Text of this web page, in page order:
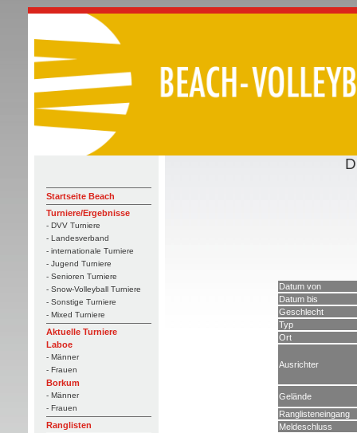
Startseite Beach
Turniere/Ergebnisse
- DVV Turniere
- Landesverband
- internationale Turniere
- Jugend Turniere
- Senioren Turniere
- Snow-Volleyball Turniere
- Sonstige Turniere
- Mixed Turniere
Aktuelle Turniere
Laboe
- Männer
- Frauen
Borkum
- Männer
- Frauen
Ranglisten
Datum von
Datum bis
Geschlecht
Typ
Ort
Ausrichter
Gelände
Ranglisteneingang
Meldeschluss